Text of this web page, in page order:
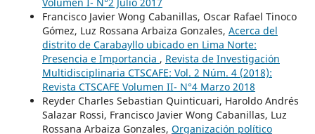
Volumen I- N°2 Julio 2017
Francisco Javier Wong Cabanillas, Oscar Rafael Tinoco
Gómez, Luz Rossana Arbaiza Gonzales, Acerca del
distrito de Carabayllo ubicado en Lima Norte:
Presencia e Importancia , Revista de Investigación
Multidisciplinaria CTSCAFE: Vol. 2 Núm. 4 (2018):
Revista CTSCAFE Volumen II- N°4 Marzo 2018
Reyder Charles Sebastian Quinticuari, Haroldo Andrés
Salazar Rossi, Francisco Javier Wong Cabanillas, Luz
Rossana Arbaiza Gonzales, Organización político